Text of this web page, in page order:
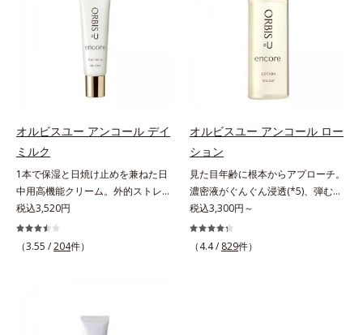
目。点在するシミだけでなく、メラ
ニンが蓄積しがちな年齢肌の“メラ
ニンメタボ(*2)”にアプローチして、
澄みわたる美肌を目指します。*1
年齢を重ねた肌*2 メラニンが過剰
元、フェイスラインなど、年齢を重
ねるにつれハリ不足、うるおい低下
を感じやすい部位に働きかけ、ハリ
感のある肌へ導きます。さらに、水
でも油でもない第3の成分、even
wateroil（イーブンワテロイル）を
実現できなかった、“濃密なうるお
つの感触の両立に成功。ごわつく年
齢肌を柔肌に整え、未体験の肌感触
を叶えます。*1 保湿*2 年齢に応じ
たお手入れ *3 D.N.A.＝Daily New
Approach*4 HSP含有酵母エキス＝
保湿成分
オルビスユー アンコール デイ
ミルク
1本で保湿と日焼け止めを兼ねた日
中用高機能クリーム。外的ストレス
(*5)から肌を徹底ガード。諦めかけ
ていたハリ不足、うるおい低下に先
端科学ケア(*1)でアプローチするエ
わせ技で、目元、フェイスラインな
税込3,520円
（3.55 /204件）
オルビスユー アンコール ロー
ション
見た目年齢に根本からアプローチ。
濃密液がぐんぐん浸透(*5)、弾むよ
うな素肌へ。諦めかけていたハリ不
足、うるおい低下に先端科学ケア
(*1)でアプローチするエイジングケ
税込3,300円～
（4.4 / 829件）